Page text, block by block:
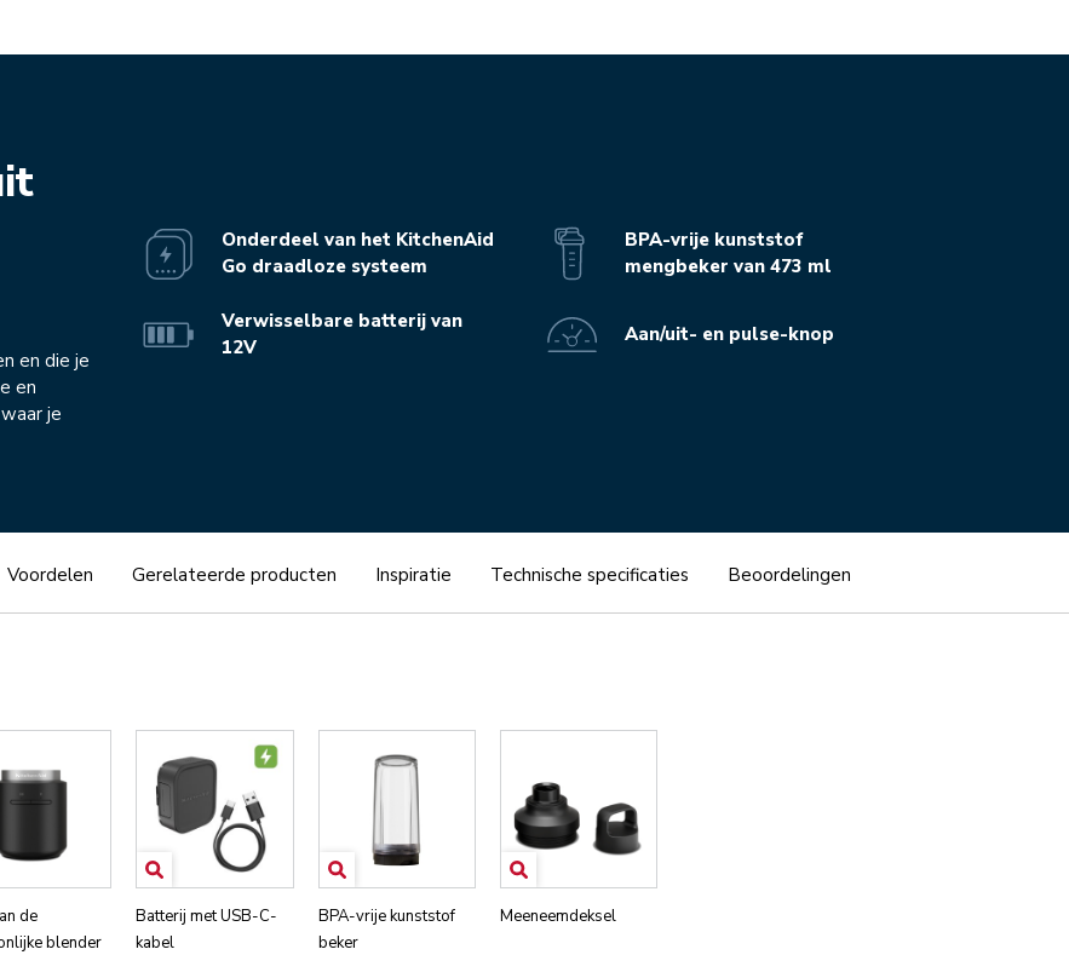
en die je
en
je
Onderdeel van het KitchenAid
Go draadloze systeem
Verwisselbare batterij van
12V
BPA-vrije kunststof
mengbeker van 473 ml
Aan/uit- en pulse-knop
Voordelen Gerelateerde producten Inspiratie Technische specificaties Beoordelingen
de
blender
Batterij met USB-C-
kabel
BPA-vrije kunststof
beker
Meeneemdeksel